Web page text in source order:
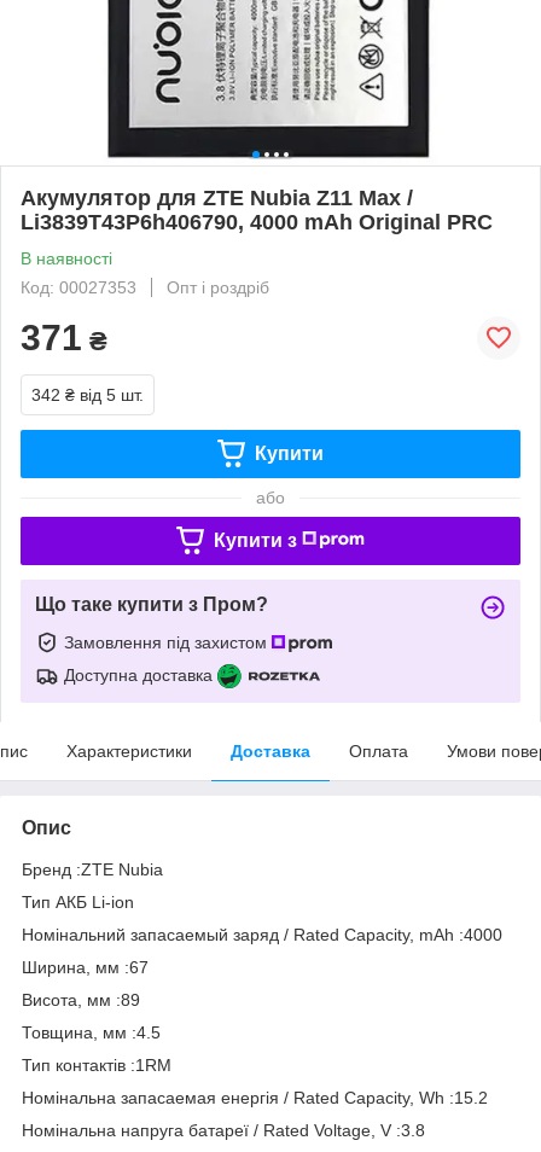
Акумулятор для ZTE Nubia Z11 Max /
Li3839T43P6h406790, 4000 mAh Original PRC
В наявності
Код: 00027353
Опт і роздріб
371 ₴
342 ₴ від 5 шт.
Купити
або
Купити з
Що таке купити з Пром?
Замовлення під захистом
Доступна доставка
Характеристики Доставка Оплата Умови
Опис
Бренд :ZTE Nubia
Тип АКБ Li-ion
Номінальний запасаемый заряд / Rated Capacity, mAh :4000
Ширина, мм :67
Висота, мм :89
Товщина, мм :4.5
Тип контактів :1RM
Номінальна запасаемая енергія / Rated Capacity, Wh :15.2
Номінальна напруга батареї / Rated Voltage, V :3.8